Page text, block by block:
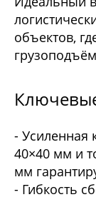
объектов,
- Усиленная
40×40 мм и
мм
- Гибкость